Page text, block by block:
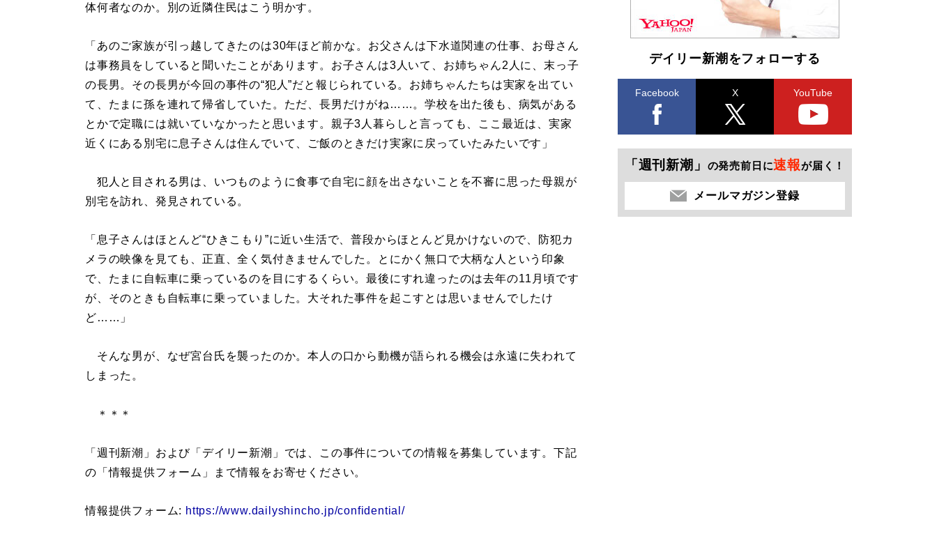
体何者なのか。別の近隣住民はこう明かす。
「あのご家族が引っ越してきたのは30年ほど前かな。お父さんは下水道関連の仕事、お母さん
は事務員をしていると聞いたことがあります。お子さんは3人いて、お姉ちゃん2人に、末っ子
の長男。その長男が今回の事件の“犯人”だと報じられている。お姉ちゃんたちは実家を出てい
て、たまに孫を連れて帰省していた。ただ、長男だけがね……。学校を出た後も、病気がある
とかで定職には就いていなかったと思います。親子3人暮らしと言っても、ここ最近は、実家
近くにある別宅に息子さんは住んでいて、ご飯のときだけ実家に戻っていたみたいです」
犯人と目される男は、いつものように食事で自宅に顔を出さないことを不審に思った母親が
別宅を訪れ、発見されている。
「息子さんはほとんど“ひきこもり”に近い生活で、普段からほとんど見かけないので、防犯カ
メラの映像を見ても、正直、全く気付きませんでした。とにかく無口で大柄な人という印象
で、たまに自転車に乗っているのを目にするくらい。最後にすれ違ったのは去年の11月頃です
が、そのときも自転車に乗っていました。大それた事件を起こすとは思いませんでしたけ
ど……」
そんな男が、なぜ宮台氏を襲ったのか。本人の口から動機が語られる機会は永遠に失われて
しまった。
＊＊＊
「週刊新潮」および「デイリー新潮」では、この事件についての情報を募集しています。下記
の「情報提供フォーム」まで情報をお寄せください。
情報提供フォーム: https://www.dailyshincho.jp/confidential/
デイリー新潮をフォローする
Facebook X YouTube
「週刊新潮」 の発売前日に速報が届く！
メールマガジン登録